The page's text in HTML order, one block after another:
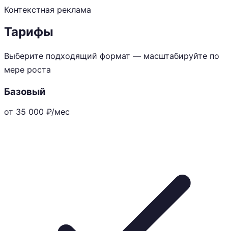
Контекстная реклама
Тарифы
Выберите подходящий формат — масштабируйте по
мере роста
Базовый
от 35 000 ₽/мес